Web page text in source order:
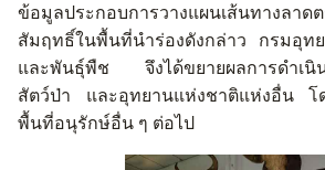
ข้อมูลประกอบการวางแผนเส้นทางลาดต
สัมฤทธิ์ในพื้นที่นำร่องดังกล่าว
กรมอุท
และพันธุ์พืช
จึงได้ขยายผลการดำเ
สัตว์ป่า
และอุทยานแห่งชาติแห่งอื่น โ
พื้นที่อนุรักษ์อื่น ๆ ต่อไป